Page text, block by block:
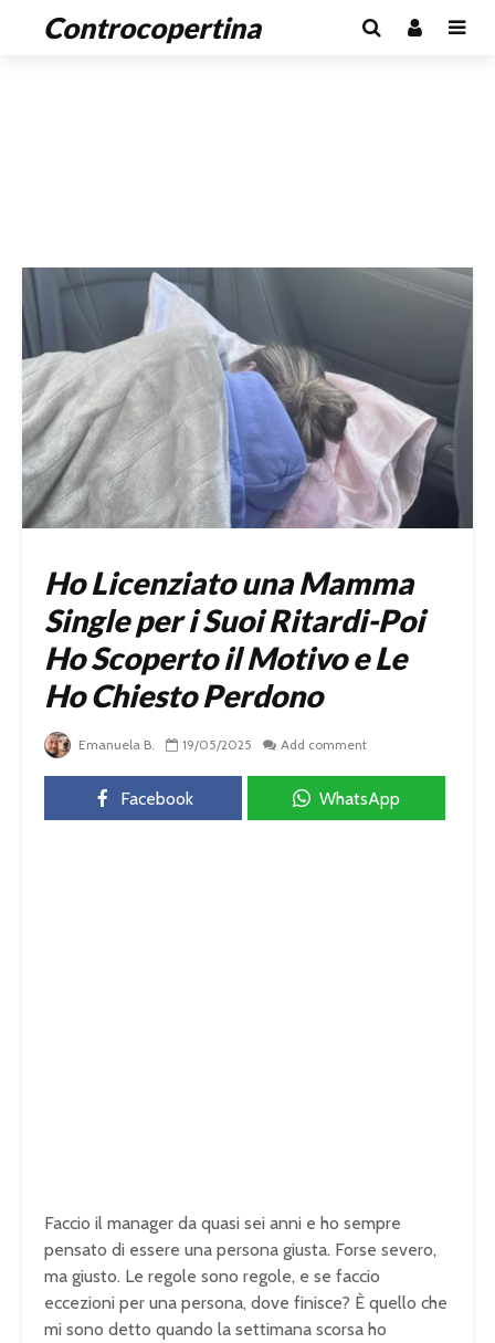
Controcopertina
Ho Licenziato una Mamma
Single per i Suoi Ritardi-Poi
Ho Scoperto il Motivo e Le
Ho Chiesto Perdono
Emanuela B. 19/05/2025 Add comment
Facebook WhatsApp
Faccio il manager da quasi sei anni e ho sempre
pensato di essere una persona giusta. Forse severo,
ma giusto. Le regole sono regole, e se faccio
eccezioni per una persona, dove finisce? È quello che
mi sono detto quando la settimana scorsa ho